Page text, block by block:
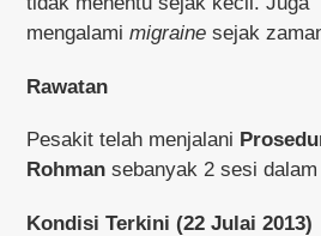
mengalami migraine sejak
Rawatan
Pesakit telah menjalani
Rohman sebanyak 2 sesi
Kondisi Terkini (22 Julai 2013)